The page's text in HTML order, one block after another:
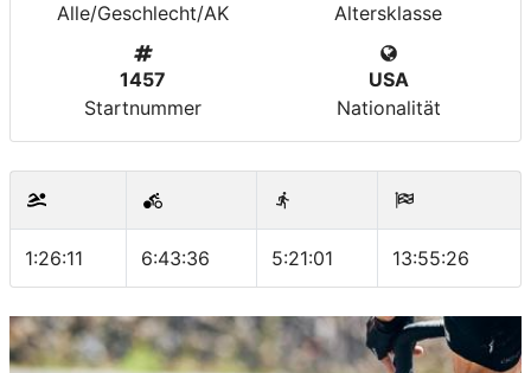
Alle/Geschlecht/AK
Altersklasse
1457
Startnummer
USA
Nationalität
1:26:11 6:43:36 5:21:01 13:55:26